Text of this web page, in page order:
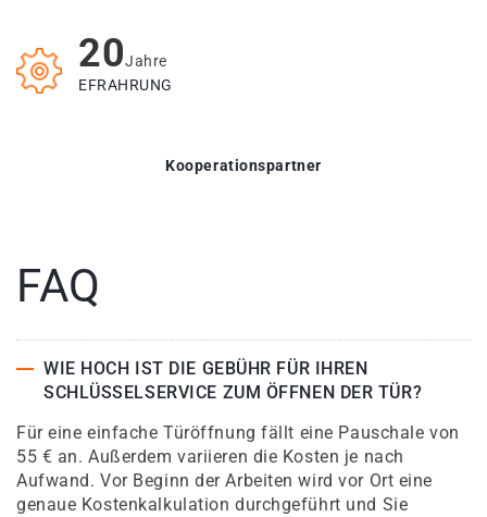
20Jahre
EFRAHRUNG
Kooperationspartner
FAQ
WIE HOCH IST DIE GEBÜHR FÜR IHREN
SCHLÜSSELSERVICE ZUM ÖFFNEN DER TÜR?
Für eine einfache Türöffnung fällt eine Pauschale von
55 € an. Außerdem variieren die Kosten je nach
Aufwand. Vor Beginn der Arbeiten wird vor Ort eine
genaue Kostenkalkulation durchgeführt und Sie